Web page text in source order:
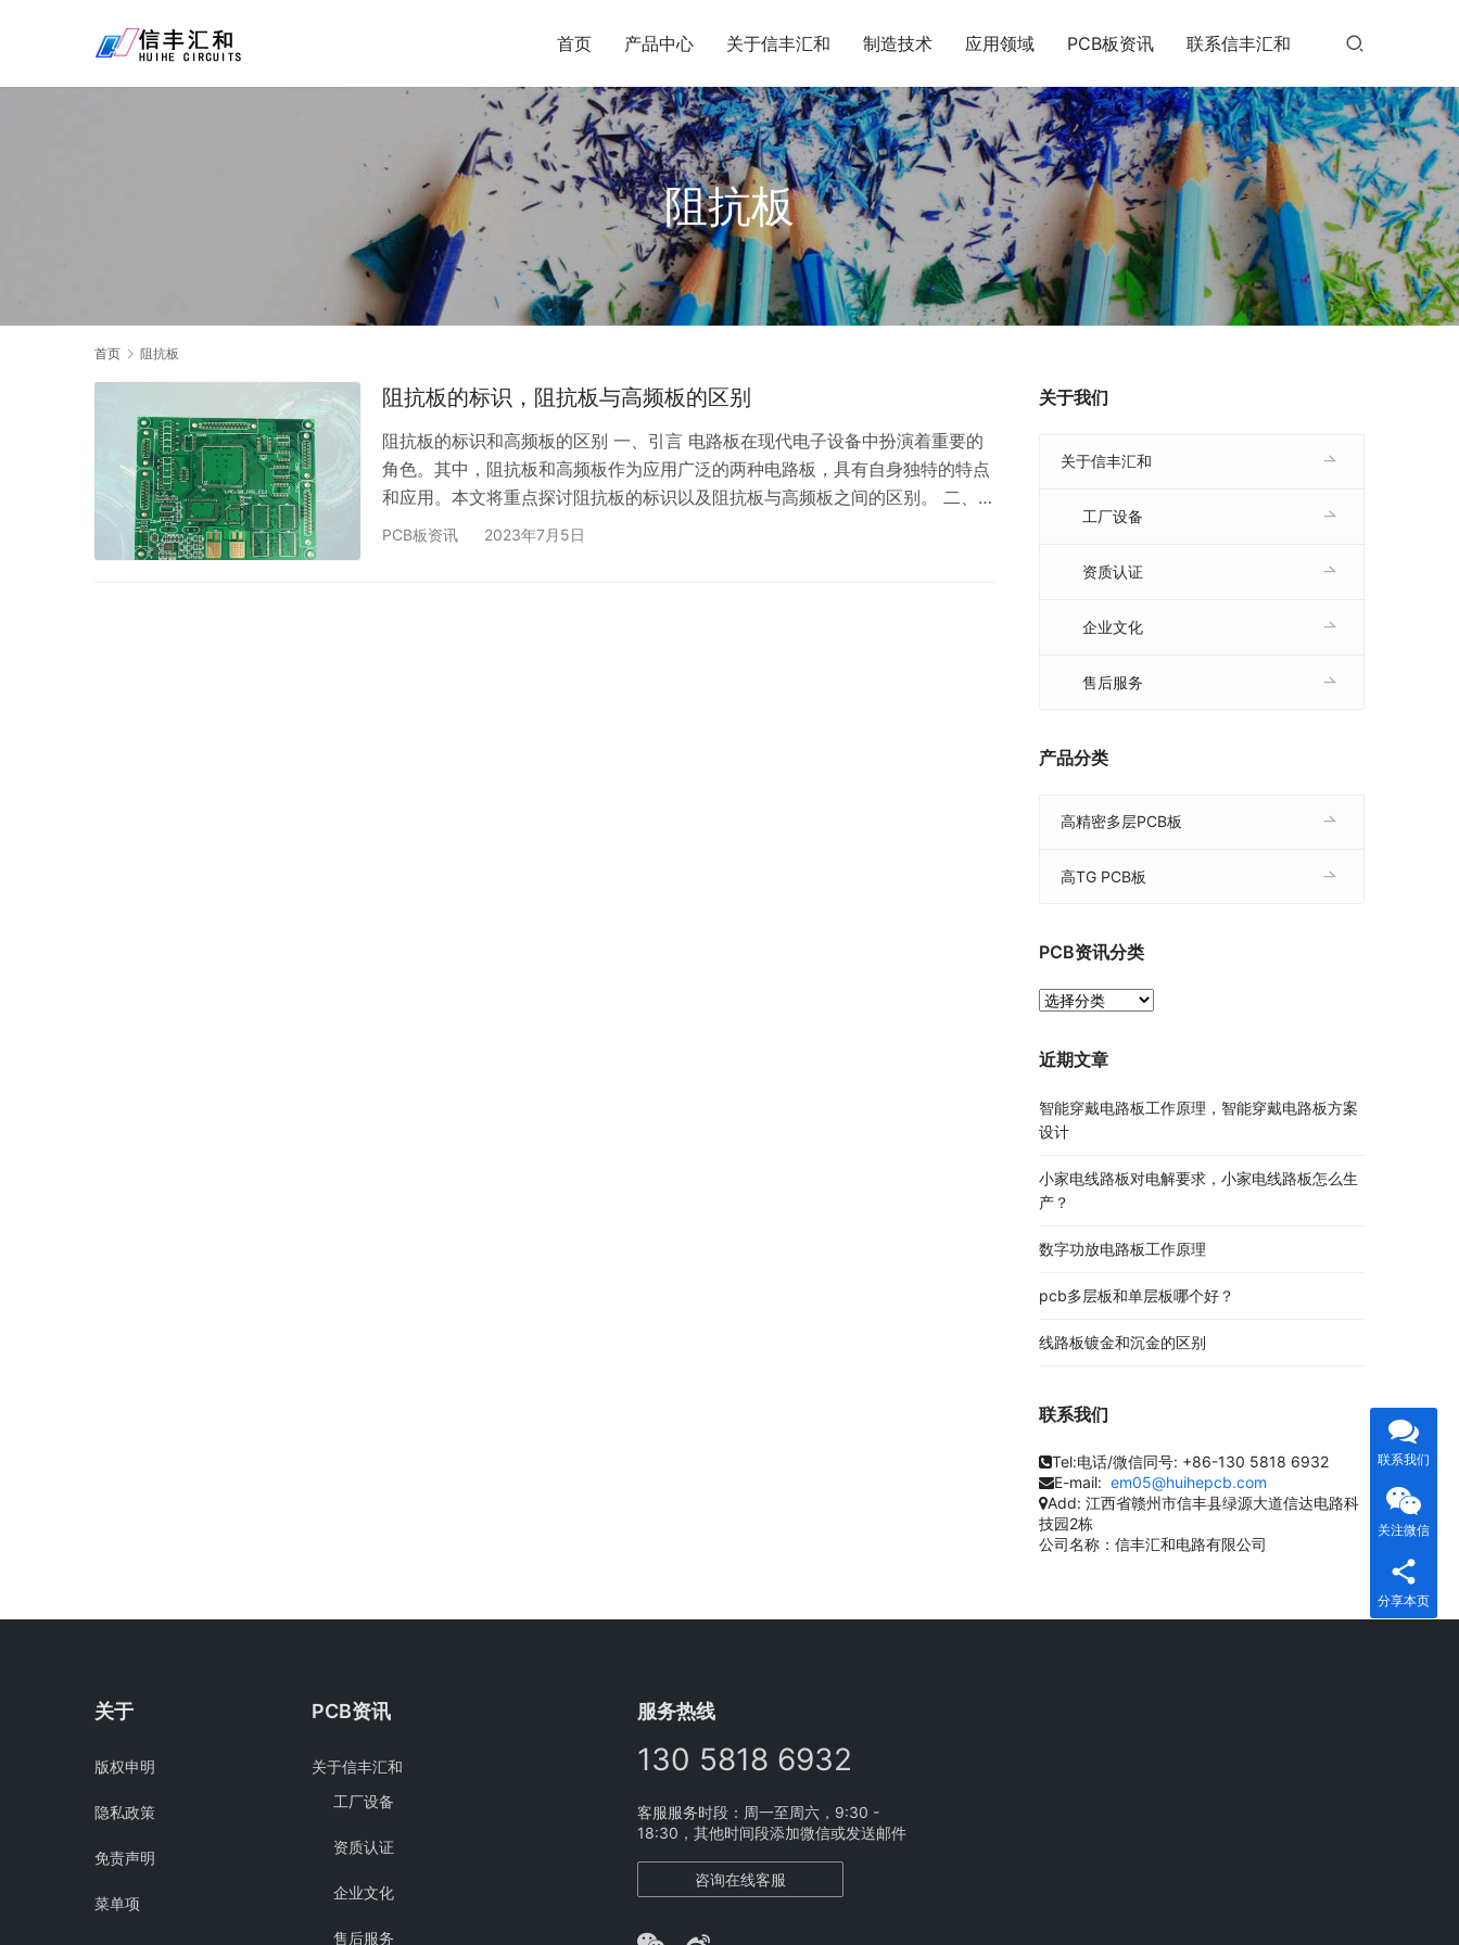
首页 产品中心 关于信丰汇和 制造技术 应用领域 PCB板资讯 联系信丰汇和
阻抗板
首页 阻抗板
阻抗板的标识，阻抗板与高频板的区别
阻抗板的标识和高频板的区别 一、引言 电路板在现代电子设备中扮演着重要的
角色。其中，阻抗板和高频板作为应用广泛的两种电路板，具有自身独特的特点
和应用。本文将重点探讨阻抗板的标识以及阻抗板与高频板之间的区别。 二、阻
抗板的标识 1. 电路板表面标识 阻抗板上常见的标识方法是通过打印电路板表面
PCB板资讯 2023年7月5日
关于我们
关于信丰汇和
工厂设备
资质认证
企业文化
售后服务
产品分类
高精密多层PCB板
高TG PCB板
PCB资讯分类
PCB
分
近期文章
智能穿戴电路板工作原理，智能穿戴电路板方案
设计
小家电线路板对电解要求，小家电线路板怎么生
产？
数字功放电路板工作原理
pcb多层板和单层板哪个好？
线路板镀金和沉金的区别
联系我们
Tel:电话/微信同号: +86-130 5818 6932
E-mail: em05@huihepcb.com
Add: 江西省赣州市信丰县绿源大道信达电路科
技园2栋
公司名称：信丰汇和电路有限公司
关于
版权申明
隐私政策
免责声明
菜单项
PCB资讯
关于信丰汇和
工厂设备
资质认证
企业文化
售后服务
服务热线
130 5818 6932
客服服务时段：周一至周六，9:30 -
18:30，其他时间段添加微信或发送邮件
咨询在线客服
联系我们
关注微信
分享本页